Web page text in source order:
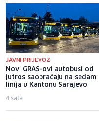
JAVNI PRIJEVOZ
Novi GRAS-ovi autobusi od
jutros saobraćaju na sedam
linija u Kantonu Sarajevo
4 sata